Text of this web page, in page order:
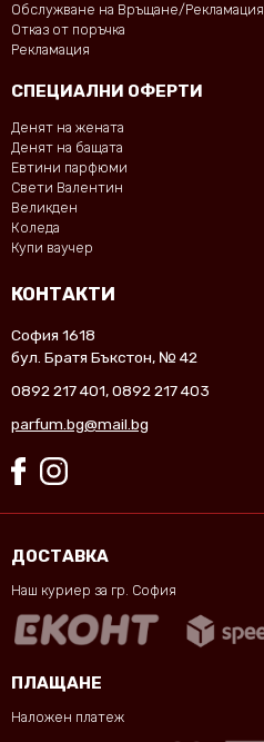
Обслужване на Връщане/Рекламация
Отказ от поръчка
Рекламация
СПЕЦИАЛНИ ОФЕРТИ
Денят на жената
Денят на бащата
Евтини парфюми
Свети Валентин
Великден
Коледа
Купи ваучер
КОНТАКТИ
София 1618
бул. Братя Бъкстон, № 42
0892 217 401,0892 217 403
parfum.bg@mail.bg
ДОСТАВКА
Наш куриер за гр. София
ПЛАЩАНЕ
Наложен платеж